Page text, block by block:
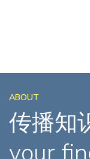
ABOUT
传播知
your